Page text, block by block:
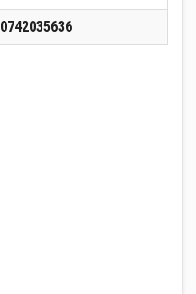
0742035636